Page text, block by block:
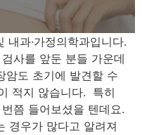
내과·가정의학과입니다.
사를 앞둔 분들 가운데
암도 초기에 발견할 수
적지 않습니다. 특히
쯤 들어보셨을 텐데요.
경우가 많다고 알려져